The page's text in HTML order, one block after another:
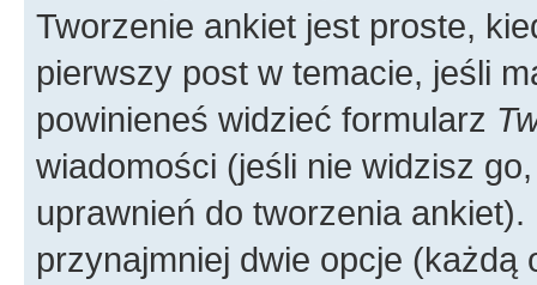
Tworzenie ankiet jest proste,
pierwszy post w temacie, jeśli
powinieneś widzieć formularz
wiadomości (jeśli nie widzisz
uprawnień do tworzenia
przynajmniej dwie opcje